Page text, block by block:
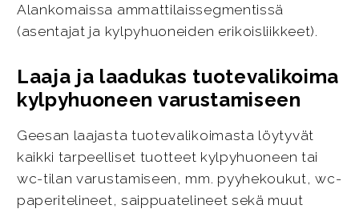
Alankomaissa ammattilaissegmentissä
(asentajat ja kylpyhuoneiden erikoisliikkeet).
Laaja ja laadukas tuotevalikoima
kylpyhuoneen varustamiseen
Geesan laajasta tuotevalikoimasta löytyvät
kaikki tarpeelliset tuotteet kylpyhuoneen tai
wc-tilan varustamiseen, mm. pyyhekoukut, wc-
paperitelineet, saippuatelineet sekä muut